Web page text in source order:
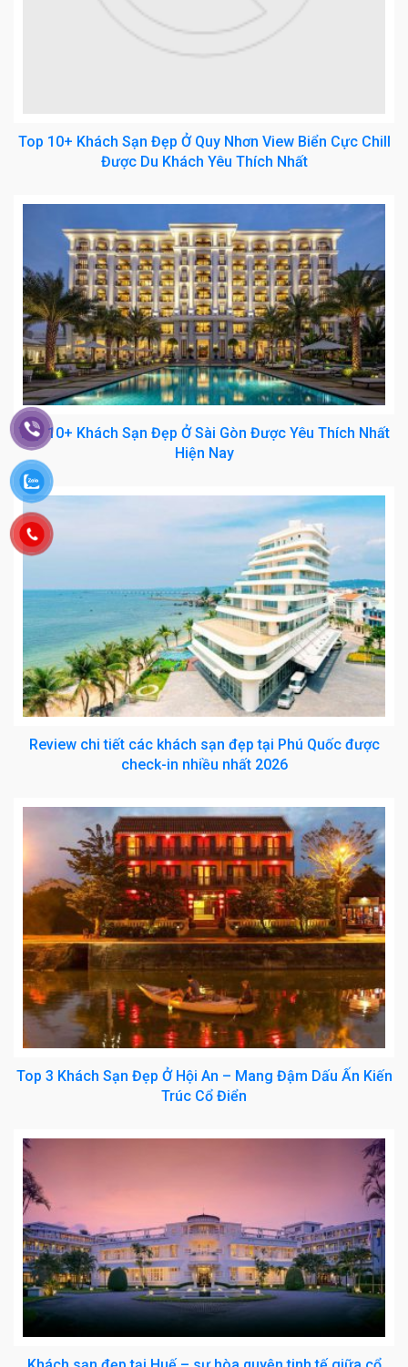
Top 10+ Khách Sạn Đẹp Ở Quy Nhơn View Biển Cực Chill
Được Du Khách Yêu Thích Nhất
Top 10+ Khách Sạn Đẹp Ở Sài Gòn Được Yêu Thích Nhất
Hiện Nay
Review chi tiết các khách sạn đẹp tại Phú Quốc được
check-in nhiều nhất 2026
Top 3 Khách Sạn Đẹp Ở Hội An – Mang Đậm Dấu Ấn Kiến
Trúc Cổ Điển